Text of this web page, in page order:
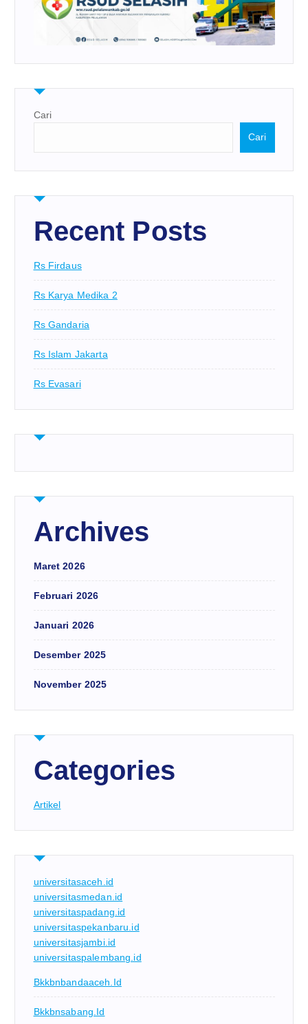
Cari
Cari
Recent Posts
Rs Firdaus
Rs Karya Medika 2
Rs Gandaria
Rs Islam Jakarta
Rs Evasari
Archives
Maret 2026
Februari 2026
Januari 2026
Desember 2025
November 2025
Categories
Artikel
universitasaceh.id
universitasmedan.id
universitaspadang.id
universitaspekanbaru.id
universitasjambi.id
universitaspalembang.id
Bkkbnbandaaceh.id
Bkkbnsabang.id